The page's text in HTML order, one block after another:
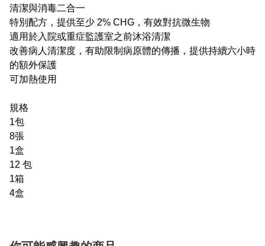
清潔與消毒二合一
特別配方，提供至少 2% CHG，有效對抗微生物
適用於入院或重症監護室之前沐浴清潔
改善病人清潔度，有助限制病原體的傳播，提供持續六小時
的額外保護
可加熱使用
規格
1包
8張
1盒
12 包
1箱
4盒